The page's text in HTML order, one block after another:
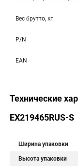
Вес брутто, кг
P/N
EAN
Технические
EX219465RUS-S
Ширина упаковки
Высота упаковки